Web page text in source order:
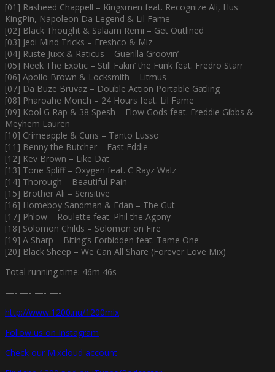
[01] Rasheed Chappell – Kingsmen feat. Recognize Ali, Hus
KingPin, Napoleon Da Legend & Lil Fame
[02] Black Thought & Salaam Remi – Get Outlined
[03] Jedi Mind Tricks – Freshco & Miz
[04] Ruste Juxx & Raticus – Guerilla Groovin’
[05] Neek The Exotic – Still Fakin’ the Funk feat. Fredro Starr
[06] Apollo Brown & Locksmith – Litmus
[07] Da Buze Bruvaz – Double Action Portable Gatling
[08] Pharoahe Monch – 24 Hours feat. Lil Fame
[09] Kool G Rap & 38 Spesh – Flow Gods feat. Freddie Gibbs &
Meyhem Lauren
[10] Crimeapple & Cuns – Tanto Lusso
[11] Benny the Butcher – Fast Eddie
[12] Kev Brown – Like Dat
[13] Tone Spliff – Oxygen feat. C Rayz Walz
[14] Thorough – Beautiful Pain
[15] Brother Ali – Sensitive
[16] Homeboy Sandman & Edan – The Gut
[17] Phlow – Roulette feat. Phil the Agony
[18] Solomon Childs – Solomon on Fire
[19] A Sharp – Biting’s Forbidden feat. Tame One
[20] Black Sheep – We Can All Share (Forever Love Mix)
Total running time: 46m 46s
—- —- —- —-
http://www.1200.nu/1200mix
Follow us on Instagram
Check our Mixcloud account